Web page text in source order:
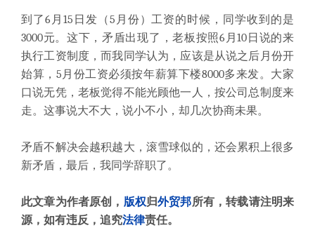
到了6月15日发（5月份）工资的时候，同学收到的是
3000元。这下，矛盾出现了，老板按照6月10日说的来
执行工资制度，而我同学认为，应该是从说之后月份开
始算，5月份工资必须按年薪算下楼8000多来发。大家
口说无凭，老板觉得不能光顾他一人，按公司总制度来
走。这事说大不大，说小不小，却几次协商未果。
矛盾不解决会越积越大，滚雪球似的，还会累积上很多
新矛盾，最后，我同学辞职了。
此文章为作者原创， 版权归外贸邦所有，转载请注明来
源，如有违反，追究法律责任。